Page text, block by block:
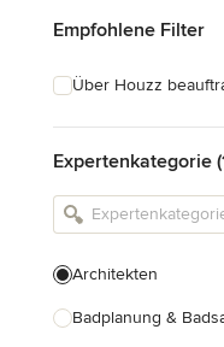
Empfohlene Filter
Über Houzz
Expertenkategorie
Architekten
Badplanung &